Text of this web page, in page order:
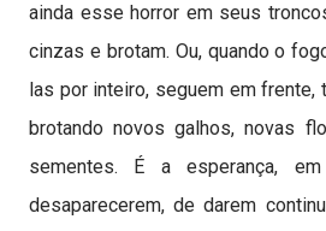
ainda esse horror em seus
cinzas e brotam. Ou, quando o
las por inteiro, seguem em frente,
brotando novos galhos, novas
sementes. É a esperança,
desaparecerem, de darem